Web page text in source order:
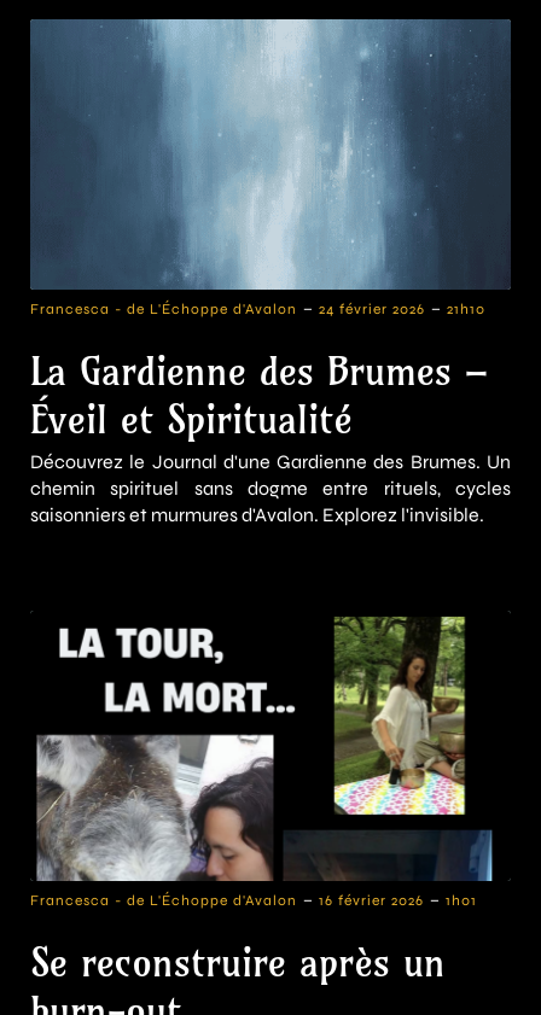
Francesca - de L'Échoppe d'Avalon - 24 février 2026 - 21h10
La Gardienne des Brumes –
Éveil et Spiritualité
Découvrez le Journal d'une Gardienne des Brumes. Un
chemin spirituel sans dogme entre rituels, cycles
saisonniers et murmures d'Avalon. Explorez l'invisible.
Francesca - de L'Échoppe d'Avalon - 16 février 2026 - 1h01
Se reconstruire après un